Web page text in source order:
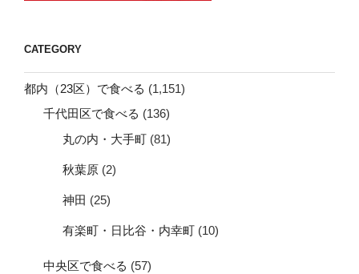
CATEGORY
都内（23区）で食べる (1,151)
千代田区で食べる (136)
丸の内・大手町 (81)
秋葉原 (2)
神田 (25)
有楽町・日比谷・内幸町 (10)
中央区で食べる (57)